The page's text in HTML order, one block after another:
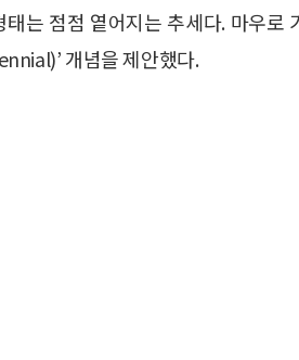
태는 점점 옅어지는 추세다. 마우로
개념을 제안했다.